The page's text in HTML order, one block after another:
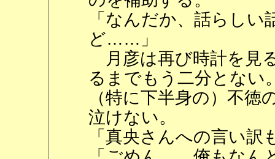
「なんだか、話らし
ど……」
月彦は再び時計を見
るまでもう二分とない
（特に下半身の）不
泣けない。
「真央さんへの言い